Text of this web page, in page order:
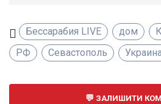
Бессарабия LIVE дом
РФ
Севастополь
ЗАЛИШИТИ